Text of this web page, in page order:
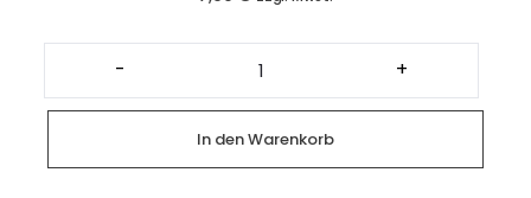
-
Heidis
gemischter
Salat
Menge
+
In den Warenkorb